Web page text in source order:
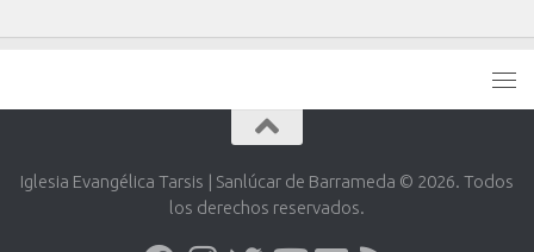
Iglesia Evangélica Tarsis | Sanlúcar de Barrameda © 2026. Todos
los derechos reservados.